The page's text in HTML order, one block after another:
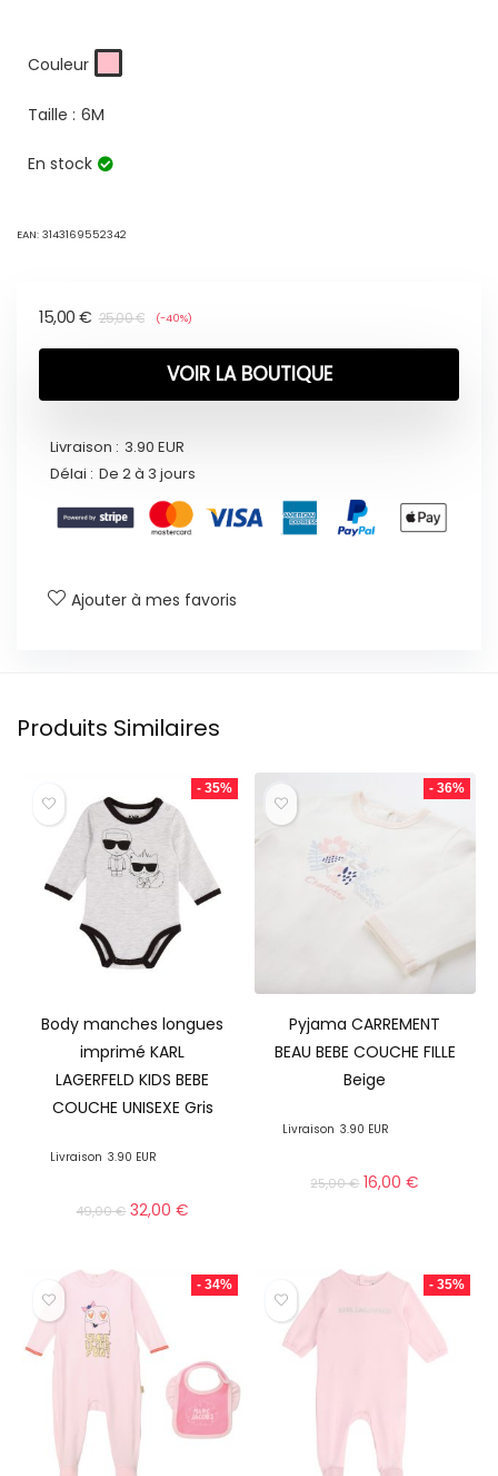
Couleur
Taille : 6M
En stock
EAN: 3143169552342
25,00€
15,00 € (-40%)
VOIR LA BOUTIQUE
Livraison : 3.90 EUR
Délai : De 2 à 3 jours
Ajouter à mes favoris
Produits Similaires
- 35%
Body manches longues
imprimé KARL
LAGERFELD KIDS BEBE
COUCHE UNISEXE Gris
Livraison 3.90 EUR
49,00€ 32,00€
- 36%
Pyjama CARREMENT
BEAU BEBE COUCHE FILLE
Beige
Livraison 3.90 EUR
25,00€ 16,00€
- 34% - 35%